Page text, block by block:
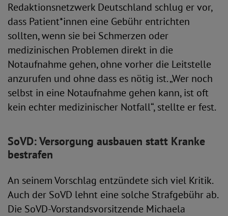
Redaktionsnetzwerk Deutschland schlug er vor,
dass Patient*innen eine Gebühr entrichten
sollten, wenn sie bei Schmerzen oder
medizinischen Problemen direkt in die
Notaufnahme gehen, ohne vorher die Leitstelle
anzurufen und ohne dass es nötig ist. „Wer noch
selbst in eine Notaufnahme gehen kann, ist oft
kein echter medizinischer Notfall“, stellte er fest.
SoVD: Versorgung ausbauen statt Kranke
bestrafen
An seinem Vorschlag entzündete sich viel Kritik.
Auch der SoVD lehnt eine solche Strafgebühr ab.
Die SoVD-Vorstandsvorsitzende Michaela